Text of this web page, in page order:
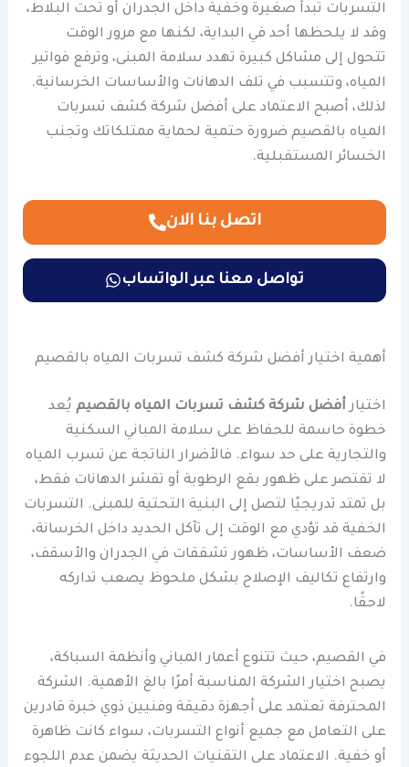
التسربات تبدأ صغيرة وخفية داخل الجدران أو تحت البلاط،
وقد لا يلحظها أحد في البداية، لكنها مع مرور الوقت
تتحول إلى مشاكل كبيرة تهدد سلامة المبنى، وترفع فواتير
المياه، وتتسبب في تلف الدهانات والأساسات الخرسانية.
لذلك، أصبح الاعتماد على أفضل شركة كشف تسربات
المياه بالقصيم ضرورة حتمية لحماية ممتلكاتك وتجنب
الخسائر المستقبلية.
اتصل بنا الان
تواصل معنا عبر الواتساب
أهمية اختيار أفضل شركة كشف تسربات المياه بالقصيم
اختيار أفضل شركة كشف تسربات المياه بالقصيم يُعد
خطوة حاسمة للحفاظ على سلامة المباني السكنية
والتجارية على حد سواء. فالأضرار الناتجة عن تسرب المياه
لا تقتصر على ظهور بقع الرطوبة أو تقشر الدهانات فقط،
بل تمتد تدريجيًا لتصل إلى البنية التحتية للمبنى. التسربات
الخفية قد تؤدي مع الوقت إلى تآكل الحديد داخل الخرسانة،
ضعف الأساسات، ظهور تشققات في الجدران والأسقف،
وارتفاع تكاليف الإصلاح بشكل ملحوظ يصعب تداركه
لاحقًا.
في القصيم، حيث تتنوع أعمار المباني وأنظمة السباكة،
يصبح اختيار الشركة المناسبة أمرًا بالغ الأهمية. الشركة
المحترفة تعتمد على أجهزة دقيقة وفنيين ذوي خبرة قادرين
على التعامل مع جميع أنواع التسربات، سواء كانت ظاهرة
أو خفية. الاعتماد على التقنيات الحديثة يضمن عدم اللجوء